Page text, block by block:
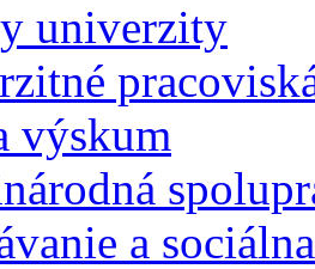
univerzity
výskum
a